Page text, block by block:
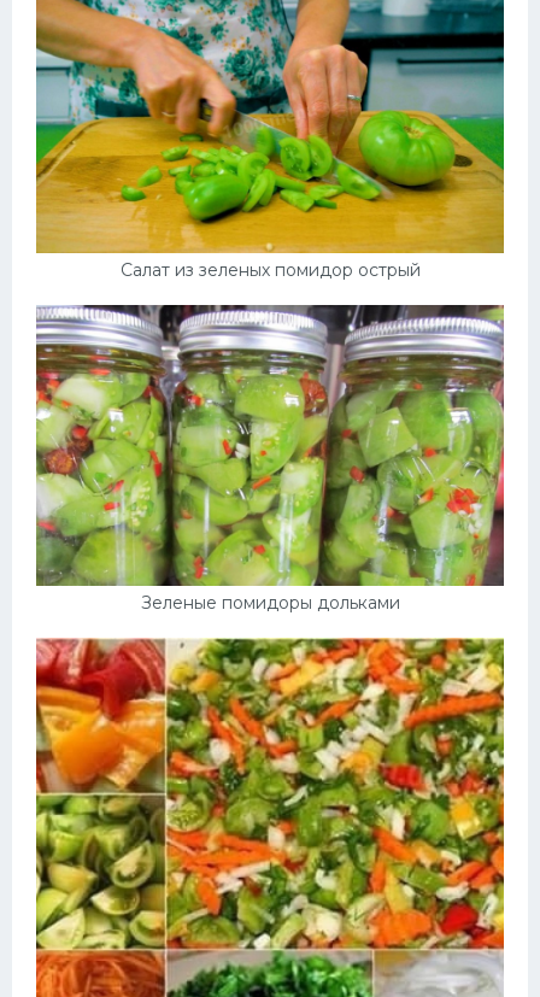
Салат из зеленых помидор острый
Зеленые помидоры дольками